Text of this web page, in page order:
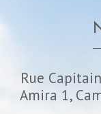
Rue
Amira 1,